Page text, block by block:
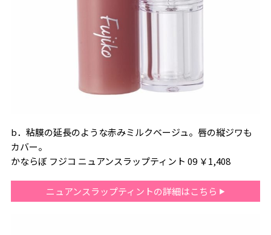
b．粘膜の延長のような赤みミルクベージュ。唇の縦ジワも
カバー。
かならぼ フジコ ニュアンスラップティント 09 ￥1,408
ニュアンスラップティントの詳細はこちら